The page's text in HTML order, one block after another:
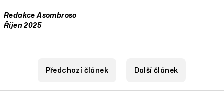
Redakce Asombroso
Říjen 2025
Předchozí článek Další článek